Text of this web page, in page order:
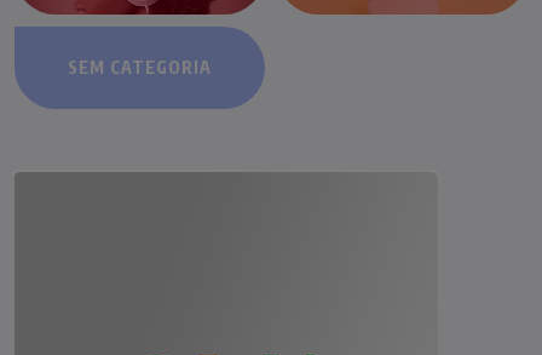
SEM CATEGORIA